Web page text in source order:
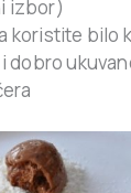
izbor)
koristite bilo
dobro